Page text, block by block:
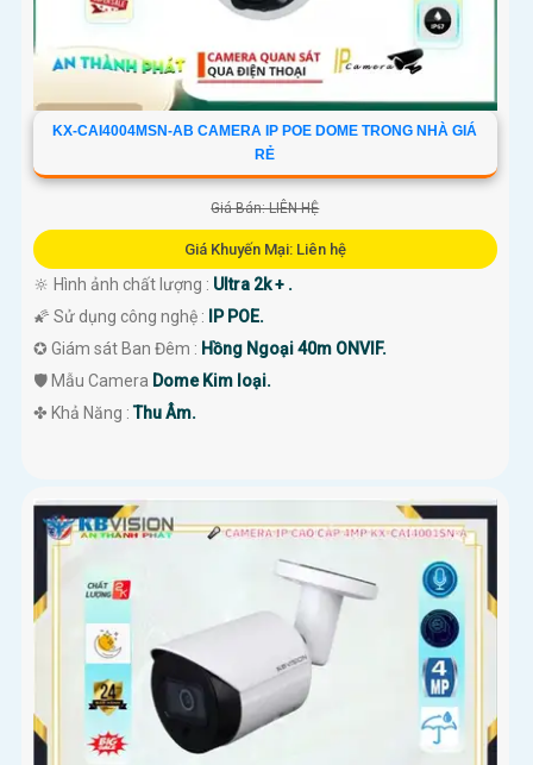
KX-CAI4004MSN-AB CAMERA IP POE DOME TRONG NHÀ GIÁ
RẺ
Giá Bán: LIÊN HỆ
Giá Khuyến Mại: Liên hệ
🔆 Hình ảnh chất lượng : Ultra 2k + .
🌠 Sử dụng công nghệ :
IP POE.
✪ Giám sát Ban Đêm : Hồng Ngoại 40m ONVIF.
🛡 Mẫu Camera Dome Kim loại.
️✤ Khả Năng :Thu Âm.